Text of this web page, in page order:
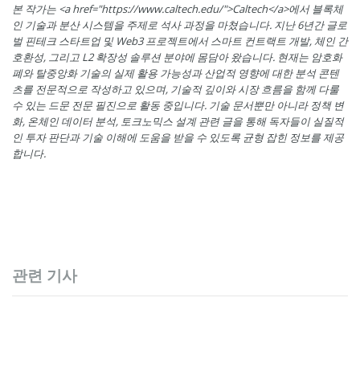
본 작가는 <a href="https://www.caltech.edu/">Caltech</a>에서 블록체
인 기술과 분산 시스템을 주제로 석사 과정을 마쳤습니다. 지난 6년간 글로
벌 핀테크 스타트업 및 Web3 프로젝트에서 스마트 컨트랙트 개발, 체인 간
호환성, 그리고 L2 확장성 솔루션 분야에 몸담아 왔습니다. 현재는 암호화
폐와 탈중앙화 기술의 실제 활용 가능성과 산업적 영향에 대한 분석 콘텐
츠를 전문적으로 작성하고 있으며, 기술적 깊이와 시장 흐름을 함께 다룰
수 있는 드문 전문 필진으로 활동 중입니다. 기술 문서뿐만 아니라 정책 변
화, 온체인 데이터 분석, 토크노믹스 설계 관련 글을 통해 독자들이 실질적
인 투자 판단과 기술 이해에 도움을 받을 수 있도록 균형 잡힌 정보를 제공
합니다.
관련 기사